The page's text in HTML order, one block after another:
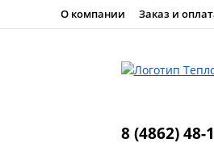
О компании Заказ и
8 (4862) 48-